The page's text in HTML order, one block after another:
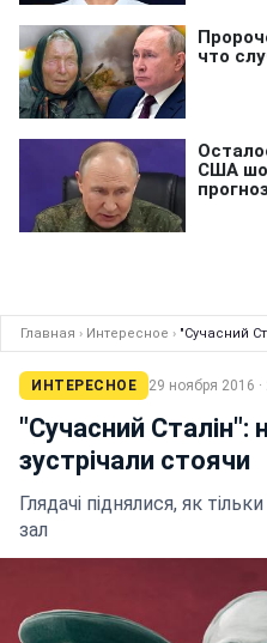
Главная › Интересное › "Сучасний
ИНТЕРЕСНОЕ 29 ноября 2016 ·
"Сучасний Сталін":
зустрічали стоячи
Глядачі піднялися, як
зал